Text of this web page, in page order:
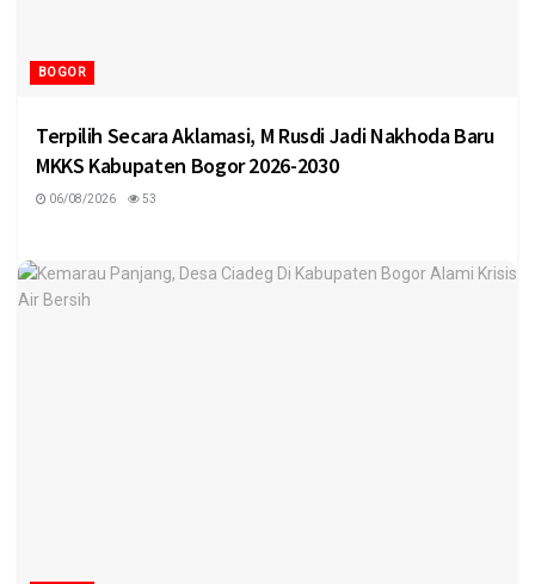
BOGOR
Terpilih Secara Aklamasi, M Rusdi Jadi Nakhoda Baru
MKKS Kabupaten Bogor 2026-2030
06/08/2026 53